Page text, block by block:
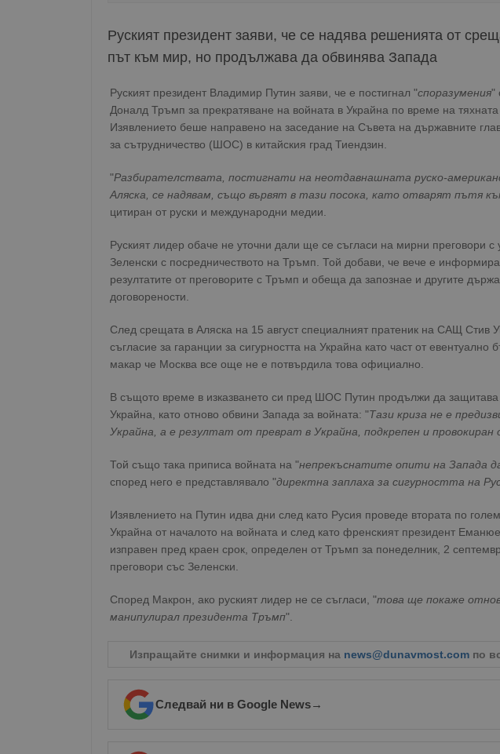
Руският президент заяви, че се надява решенията от
път към мир, но продължава да обвинява Запада
Руският президент Владимир Путин заяви, че е постигнал "споразумения"
Доналд Тръмп за прекратяване на войната в Украйна по време на
Изявлението беше направено на заседание на Съвета на държавните
за сътрудничество (ШОС) в китайския град Тиендзин.
"Разбирателствата, постигнати на неотдавнашната руско-
Аляска, се надявам, също вървят в тази посока, като отварят пътя
цитиран от руски и международни медии.
Руският лидер обаче не уточни дали ще се съгласи на мирни преговори
Зеленски с посредничеството на Тръмп. Той добави, че вече е
резултатите от преговорите с Тръмп и обеща да запознае и другите
договорености.
След срещата в Аляска на 15 август специалният пратеник на САЩ Стив
съгласие за гаранции за сигурността на Украйна като част от
макар че Москва все още не е потвърдила това официално.
В същото време в изказването си пред ШОС Путин продължи да
Украйна, като отново обвини Запада за войната: "Тази криза не е
Украйна, а е резултат от преврат в Украйна, подкрепен и провокиран
Той също така приписа войната на "непрекъснатите опити на Запада
според него е представлявало "директна заплаха за сигурността на
Изявлението на Путин идва дни след като Русия проведе втората по
Украйна от началото на войната и след като френският президент
изправен пред краен срок, определен от Тръмп за понеделник, 2
преговори със Зеленски.
Според Макрон, ако руският лидер не се съгласи, "това ще покаже
манипулирал президента Тръмп".
Изпращайте снимки и информация на news@dunavmost.com по
Следвай ни в Google News→